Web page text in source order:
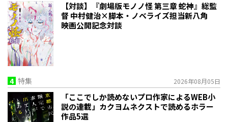
【対談】『劇場版モノノ怪 第三章 蛇神』総監
督 中村健治×脚本・ノベライズ担当新八角
映画公開記念対談
4 特集 2026年08月05日
「ここでしか読めないプロ作家によるWEB小
説の連載」――カクヨムネクストで読めるホラー
作品5選